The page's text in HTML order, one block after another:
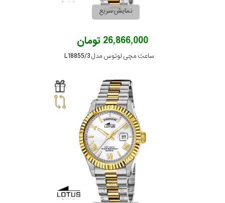
نمایش سریع
26,866,000 تومان
ساعت مچی لوتوس مدل L18855/3